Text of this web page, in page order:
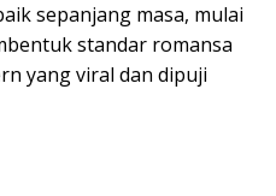
sepanjang masa, mulai
standar romansa
yang viral dan dipuji